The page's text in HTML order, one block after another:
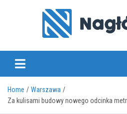
Home
Warszawa
Za kulisami budowy nowego odcinka